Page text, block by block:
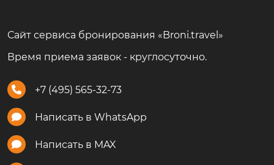
Сайт сервиса бронирования «Broni.travel»
Время приема заявок - круглосуточно.
+7 (495) 565-32-73
Написать в WhatsApp
Написать в MAX